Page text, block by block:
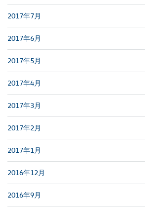
2017年7月
2017年6月
2017年5月
2017年4月
2017年3月
2017年2月
2017年1月
2016年12月
2016年9月